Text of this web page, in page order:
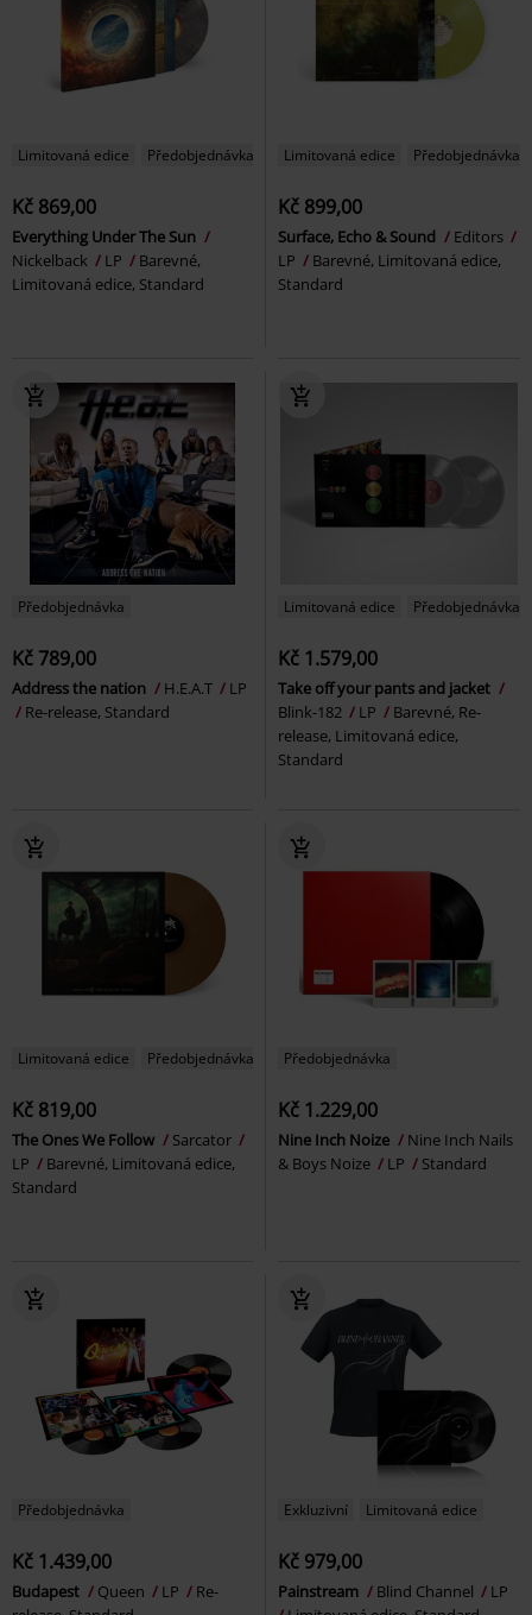
Limitovaná edice Předobjednávka
Kč 869,00
Everything Under The Sun
Nickelback
LP
Barevné,
Limitovaná edice, Standard
Limitovaná edice Předobjednávka
Kč 899,00
Surface, Echo & Sound
Editors
LP
Barevné, Limitovaná edice,
Standard
Předobjednávka
Kč 789,00
Address the nation H.E.A.T
LP
Re-release, Standard
Limitovaná edice Předobjednávka
Kč 1.579,00
Take off your pants and jacket
Blink-182
LP
Barevné, Re-
release, Limitovaná edice,
Standard
Limitovaná edice Předobjednávka
Kč 819,00
The Ones We Follow
Sarcator
LP
Barevné, Limitovaná edice,
Standard
Předobjednávka
Kč 1.229,00
Nine Inch Noize
Nine Inch Nails
& Boys Noize
LP Standard
Předobjednávka
Kč 1.439,00
Budapest Queen LP
Re-
Exkluzivní Limitovaná edice
Kč 979,00
Painstream Blind Channel
LP